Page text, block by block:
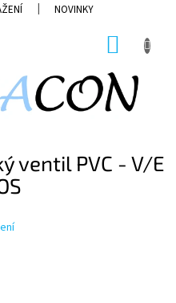
NOVINKY
ventil PVC - V/E